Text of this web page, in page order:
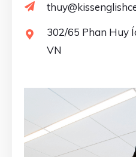
302/65 Phan Huy
VN